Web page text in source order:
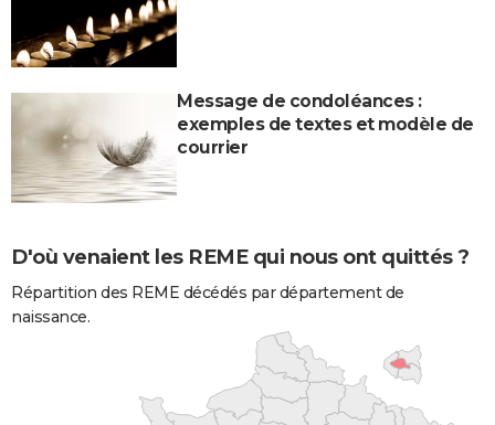
Message de condoléances :
exemples de textes et modèle de
courrier
D'où venaient les REME qui nous ont quittés ?
Répartition des REME décédés par département de
naissance.